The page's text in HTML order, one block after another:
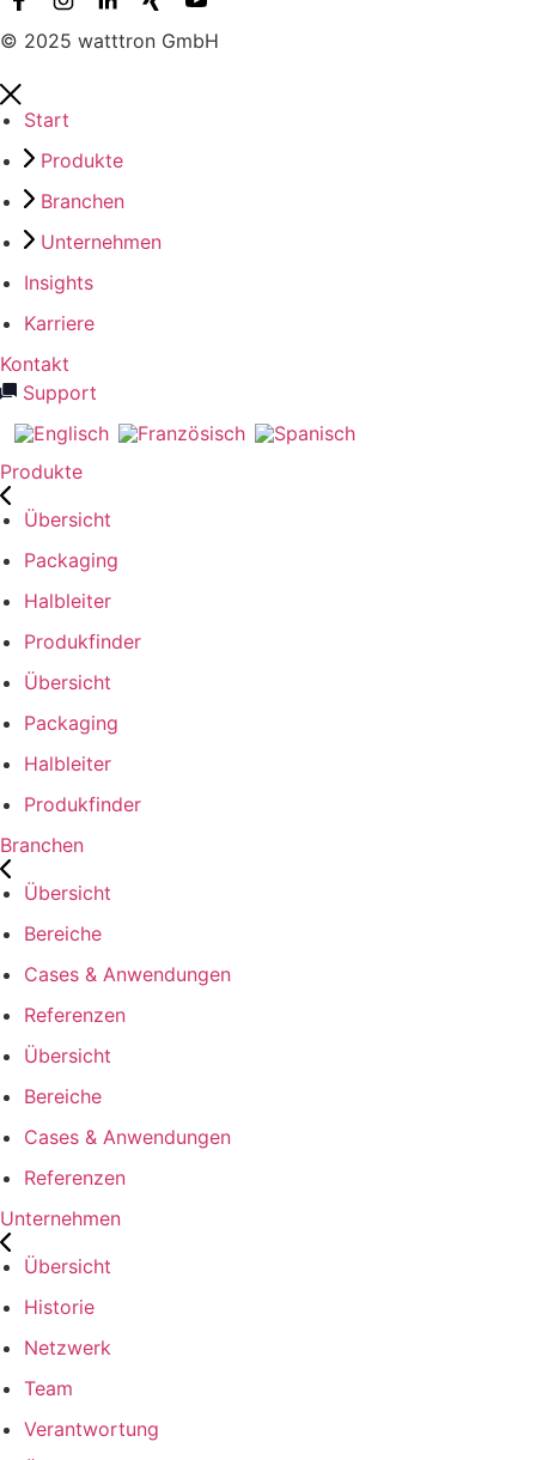
© 2025 watttron GmbH
Start
Produkte
Branchen
Unternehmen
Insights
Karriere
Kontakt
Support
Produkte
Übersicht
Packaging
Halbleiter
Produkfinder
Übersicht
Packaging
Halbleiter
Produkfinder
Branchen
Übersicht
Bereiche
Cases & Anwendungen
Referenzen
Übersicht
Bereiche
Cases & Anwendungen
Referenzen
Unternehmen
Übersicht
Historie
Netzwerk
Team
Verantwortung